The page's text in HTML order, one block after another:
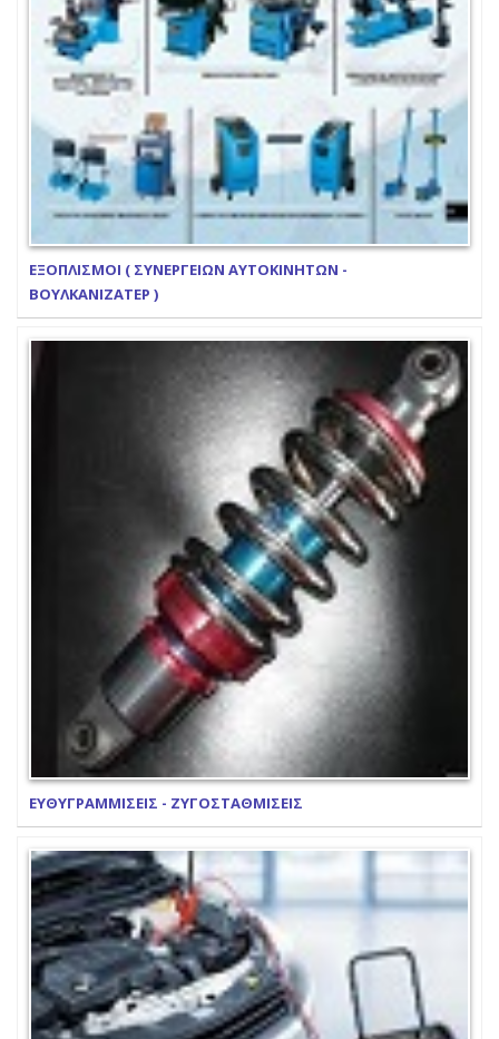
ΕΞΟΠΛΙΣΜΟΙ ( ΣΥΝΕΡΓΕΙΩΝ ΑΥΤΟΚΙΝΗΤΩΝ -
ΒΟΥΛΚΑΝΙΖΑΤΕΡ )
ΕΥΘΥΓΡΑΜΜΙΣΕΙΣ - ΖΥΓΟΣΤΑΘΜΙΣΕΙΣ